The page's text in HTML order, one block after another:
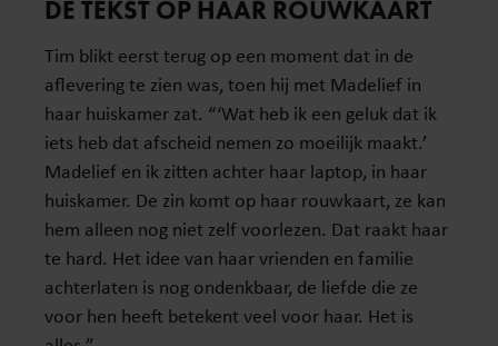
DE TEKST OP HAAR ROUWKAART
Tim blikt eerst terug op een moment dat in de
aflevering te zien was, toen hij met Madelief in
haar huiskamer zat. “‘Wat heb ik een geluk dat ik
iets heb dat afscheid nemen zo moeilijk maakt.’
Madelief en ik zitten achter haar laptop, in haar
huiskamer. De zin komt op haar rouwkaart, ze kan
hem alleen nog niet zelf voorlezen. Dat raakt haar
te hard. Het idee van haar vrienden en familie
achterlaten is nog ondenkbaar, de liefde die ze
voor hen heeft betekent veel voor haar. Het is